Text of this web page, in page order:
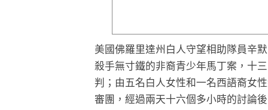
美國佛羅里達州白人守望相助隊員辛
殺手無寸鐵的非裔青少年馬丁案，十
判；由五名白人女性和一名西語裔女
審團，經過兩天十六個多小時的討論